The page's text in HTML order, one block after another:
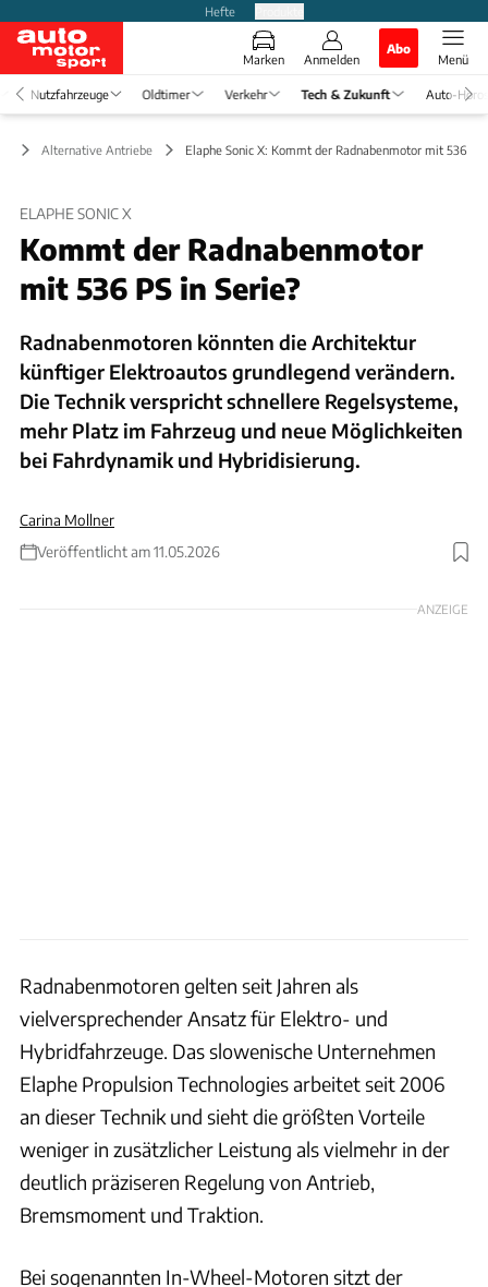
Hefte
Marken Anmelden
Abo
Menü
Nutzfahrzeuge Oldtimer Verkehr Tech & Zukunft Auto-
Alternative Antriebe Elaphe Sonic X: Kommt der Radnabenmotor mit 536 PS
ELAPHE SONIC X
Kommt der Radnabenmotor
mit 536 PS in Serie?
Radnabenmotoren könnten die Architektur
künftiger Elektroautos grundlegend verändern.
Die Technik verspricht schnellere Regelsysteme,
mehr Platz im Fahrzeug und neue Möglichkeiten
bei Fahrdynamik und Hybridisierung.
Carina Mollner
Veröffentlicht am 11.05.2026
Foto: Christopher R Vasquez/Elaphe Propulsion Technologies
ANZEIGE
Radnabenmotoren gelten seit Jahren als
vielversprechender Ansatz für Elektro- und
Hybridfahrzeuge. Das slowenische Unternehmen
Elaphe Propulsion Technologies arbeitet seit 2006
an dieser Technik und sieht die größten Vorteile
weniger in zusätzlicher Leistung als vielmehr in der
deutlich präziseren Regelung von Antrieb,
Bremsmoment und Traktion.
Bei sogenannten In-Wheel-Motoren sitzt der